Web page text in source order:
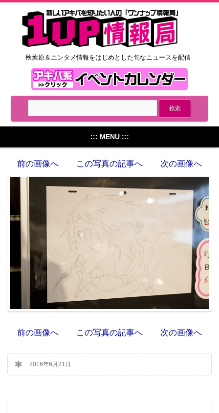
秋葉原＆エンタメ情報をはじめとした旬なニュースを配信
::: MENU :::
前の画像へ この写真の記事へ 次の画像へ
前の画像へ この写真の記事へ 次の画像へ
2016年6月21日